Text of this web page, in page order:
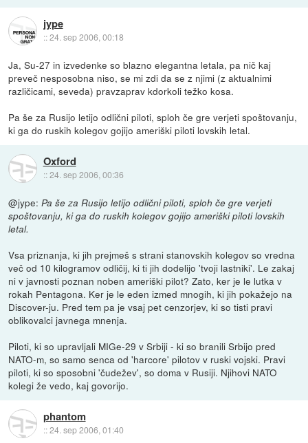
jype
::24. sep 2006, 00:18
Ja, Su-27 in izvedenke so blazno elegantna letala, pa nič kaj
preveč nesposobna niso, se mi zdi da se z njimi (z aktualnimi
različicami, seveda) pravzaprav kdorkoli težko kosa.
Pa še za Rusijo letijo odlični piloti, sploh če gre verjeti spoštovanju,
ki ga do ruskih kolegov gojijo ameriški piloti lovskih letal.
Oxford
::24. sep 2006, 00:36
@jype:Pa še za Rusijo letijo odlični piloti, sploh če gre verjeti
spoštovanju, ki ga do ruskih kolegov gojijo ameriški piloti lovskih
letal.
Vsa priznanja, ki jih prejmeš s strani stanovskih kolegov so vredna
več od 10 kilogramov odličij, ki ti jih dodelijo 'tvoji lastniki'. Le zakaj
ni v javnosti poznan noben ameriški pilot? Zato, ker je le lutka v
rokah Pentagona. Ker je le eden izmed mnogih, ki jih pokažejo na
Discover-ju. Pred tem pa je vsaj pet cenzorjev, ki so tisti pravi
oblikovalci javnega mnenja.
Piloti, ki so upravljali MIGe-29 v Srbiji - ki so branili Srbijo pred
NATO-m, so samo senca od 'harcore' pilotov v ruski vojski. Pravi
piloti, ki so sposobni 'čudežev', so doma v Rusiji. Njihovi NATO
kolegi že vedo, kaj govorijo.
phantom
::24. sep 2006, 01:40